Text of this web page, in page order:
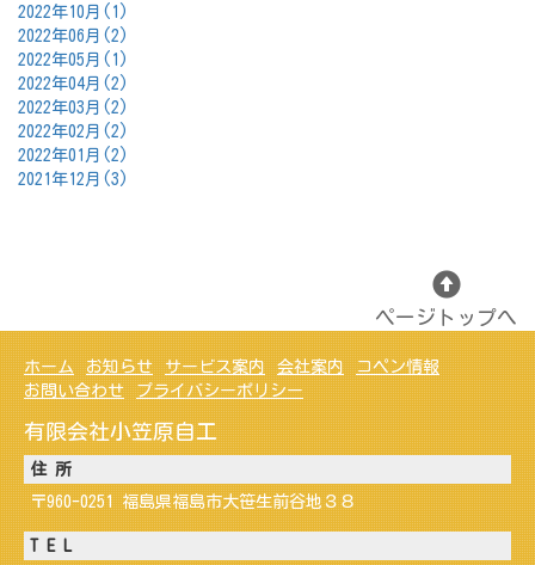
2022年10月(1)
2022年06月(2)
2022年05月(1)
2022年04月(2)
2022年03月(2)
2022年02月(2)
2022年01月(2)
2021年12月(3)
ページトップへ
ホーム お知らせ サービス案内 会社案内
コペン情報
お問い合わせ
プライバシーポリシー
有限会社小笠原自工
住 所
〒960-0251 福島県福島市大笹生前谷地３８
T E L